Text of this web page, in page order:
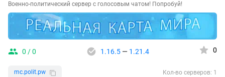
Военно-политический сервер с голосовым чатом! Попробуй!
0 / 0 1.16.5— 1.21.4 0
mc.polit.pw Кол-во серверов: 1